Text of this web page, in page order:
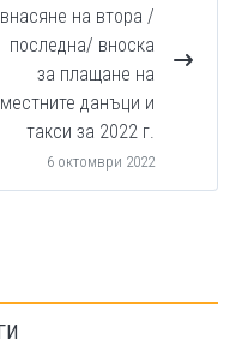
внасяне на втора /
последна/ вноска
за плащане на
местните данъци и
такси за 2022 г.
6 октомври 2022